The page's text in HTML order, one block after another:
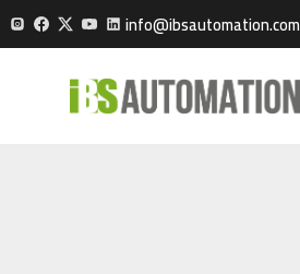
info@ibsautomation.com